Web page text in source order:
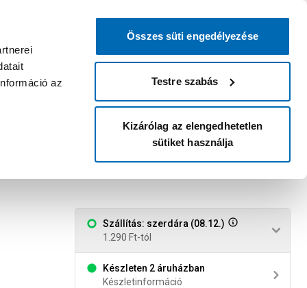
az
Összes süti engedélyezése
Testre szabás
Kizárólag az elengedhetetlen
sütiket használja
bejelentkezni?
Belépés Listáim
Áruházak és szolgáltatások
Szállítás: szerdára (08.12.)
1.290 Ft-tól
Készleten 2 áruházban
Készletinformáció